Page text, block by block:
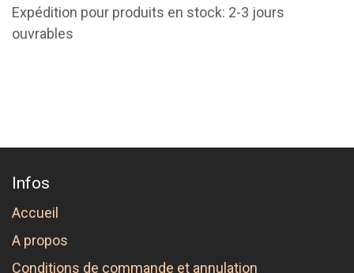
Expédition pour produits en stock: 2-3 jours
ouvrables
Infos
Accueil
A propos
Conditions de commande et annulation